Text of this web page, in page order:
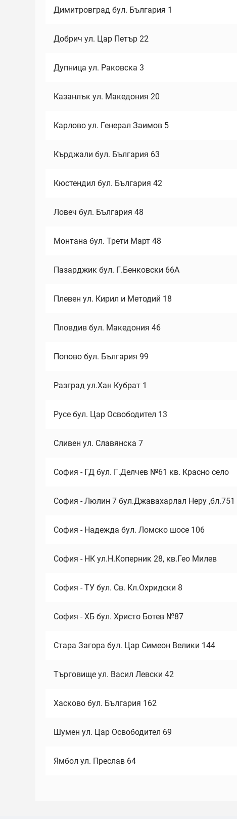
Димитровград бул. България 1
Добрич ул. Цар Петър 22
Дупница ул. Раковска 3
Казанлък ул. Македония 20
Карлово ул. Генерал Заимов 5
Кърджали бул. България 63
Кюстендил бул. България 42
Ловеч бул. България 48
Монтана бул. Трети Март 48
Пазарджик бул. Г.Бенковски 66А
Плевен ул. Кирил и Методий 18
Пловдив бул. Македония 46
Попово бул. България 99
Разград ул.Хан Кубрат 1
Русе бул. Цар Освободител 13
Сливен ул. Славянска 7
София - ГД бул. Г.Делчев №61 кв. Красно село
София - Люлин 7 бул.Джавахарлал Неру ,бл.751
София - Надежда бул. Ломско шосе 106
София - НК ул.Н.Коперник 28, кв.Гео Милев
София - ТУ бул. Св. Кл.Охридски 8
София - ХБ бул. Христо Ботев №87
Стара Загора бул. Цар Симеон Велики 144
Търговище ул. Васил Левски 42
Хасково бул. България 162
Шумен ул. Цар Освободител 69
Ямбол ул. Преслав 64